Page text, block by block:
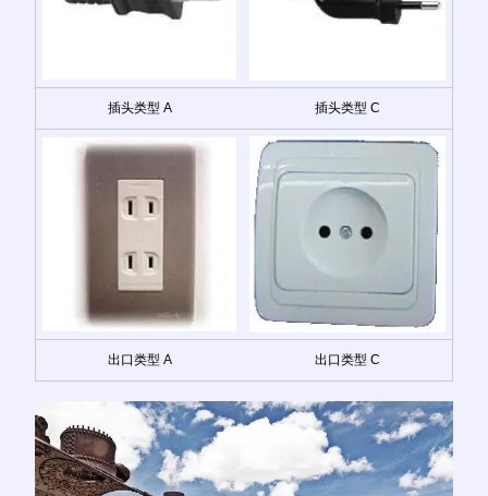
插头类型 A 插头类型 C
出口类型 A 出口类型 C